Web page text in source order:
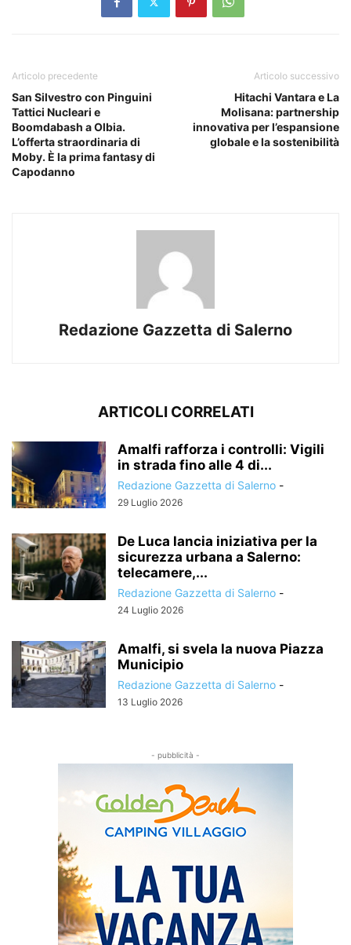
Articolo precedente
San Silvestro con Pinguini
Tattici Nucleari e
Boomdabash a Olbia.
L’offerta straordinaria di
Moby. È la prima fantasy di
Capodanno
Articolo successivo
Hitachi Vantara e La
Molisana: partnership
innovativa per l’espansione
globale e la sostenibilità
Redazione Gazzetta di Salerno
ARTICOLI CORRELATI
Amalfi rafforza i controlli: Vigili
in strada fino alle 4 di...
Redazione Gazzetta di Salerno -
29 Luglio 2026
De Luca lancia iniziativa per la
sicurezza urbana a Salerno:
telecamere,...
Redazione Gazzetta di Salerno -
24 Luglio 2026
Amalfi, si svela la nuova Piazza
Municipio
Redazione Gazzetta di Salerno -
13 Luglio 2026
- pubblicità -